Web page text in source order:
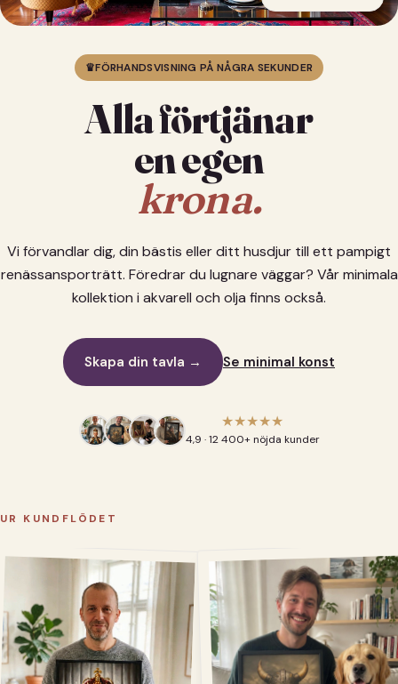
♛FÖRHANDSVISNING PÅ NÅGRA SEKUNDER
Alla förtjänar
en egen
krona.
Vi förvandlar dig, din bästis eller ditt husdjur till ett pampigt
renässansporträtt. Föredrar du lugnare väggar? Vår minimala
kollektion i akvarell och olja finns också.
Skapa din tavla → Se minimal konst
★★★★★
4,9 · 12 400+ nöjda kunder
UR KUNDFLÖDET